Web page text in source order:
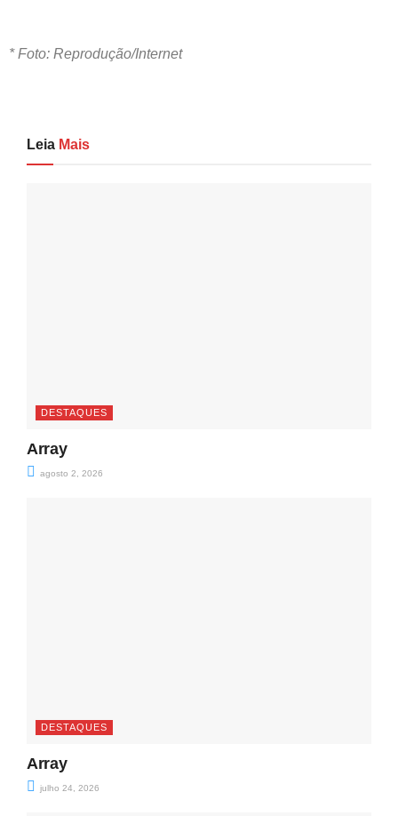
* Foto: Reprodução/Internet
Leia Mais
DESTAQUES
Array
agosto 2, 2026
DESTAQUES
Array
julho 24, 2026